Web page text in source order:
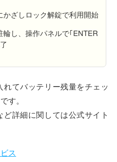
かざしロック解錠で利用開始
し、操作パネルで｢ENTER
てバッテリー残量をチェッ
す。
詳細に関しては公式サイト
ス